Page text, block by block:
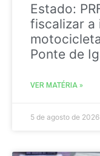
Estado:
fiscalizar a
Ponte de
VER MATÉRIA »
5 de agosto de 2026